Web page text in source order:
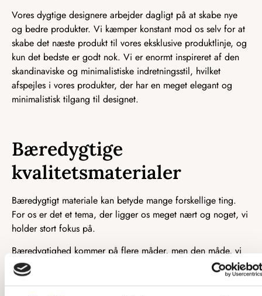
Vores dygtige designere arbejder dagligt på at skabe nye
og bedre produkter. Vi kæmper konstant mod os selv for at
skabe det næste produkt til vores eksklusive produktlinje, og
kun det bedste er godt nok. Vi er enormt inspireret af den
skandinaviske og minimalistiske indretningsstil, hvilket
afspejles i vores produkter, der har en meget elegant og
minimalistisk tilgang til designet.
Bæredygtige
kvalitetsmaterialer
Bæredygtigt materiale kan betyde mange forskellige ting.
For os er det et tema, der ligger os meget nært og noget, vi
holder stort fokus på.
Bæredygtighed kommer på flere måder, men den måde, vi
leverer bæredygtige produkter på, er ved at levere
kvalitetsprodukter. Når vi producerer produkter i den høje